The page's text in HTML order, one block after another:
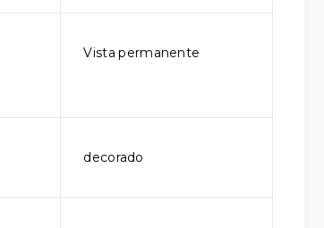
Vista permanente
decorado